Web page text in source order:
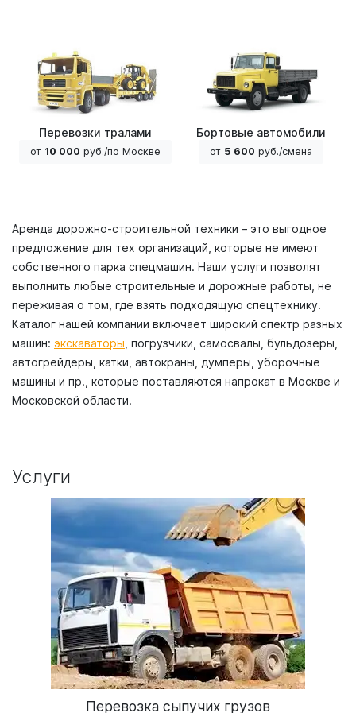
Перевозки тралами
от 10 000 руб./по Москве
Бортовые автомобили
от 5 600 руб./смена
Аренда дорожно-строительной техники – это выгодное
предложение для тех организаций, которые не имеют
собственного парка спецмашин. Наши услуги позволят
выполнить любые строительные и дорожные работы, не
переживая о том, где взять подходящую спецтехнику.
Каталог нашей компании включает широкий спектр разных
машин: экскаваторы , погрузчики, самосвалы, бульдозеры,
автогрейдеры, катки, автокраны, думперы, уборочные
машины и пр., которые поставляются напрокат в Москве и
Московской области.
Услуги
Перевозка сыпучих грузов